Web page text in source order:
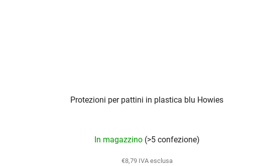
Protezioni per pattini in plastica blu Howies
In magazzino (>5 confezione)
€8,79 IVA esclusa